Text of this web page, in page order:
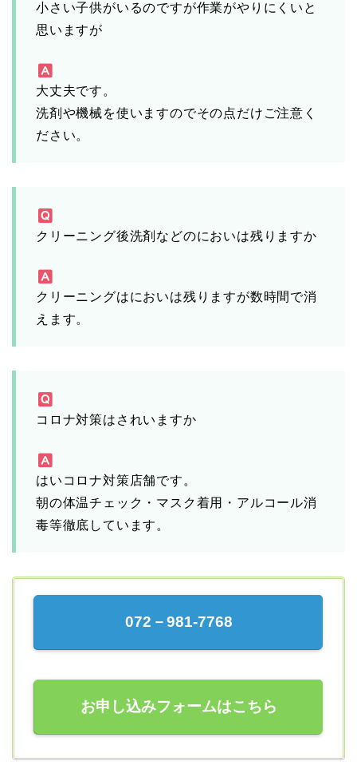
小さい子供がいるのですが作業がやりにくいと
思いますが
大丈夫です。
洗剤や機械を使いますのでその点だけご注意く
ださい。
クリーニング後洗剤などのにおいは残りますか
クリーニングはにおいは残りますが数時間で消
えます。
コロナ対策はされいますか
はいコロナ対策店舗です。
朝の体温チェック・マスク着用・アルコール消
毒等徹底しています。
072－981-7768
お申し込みフォームはこちら